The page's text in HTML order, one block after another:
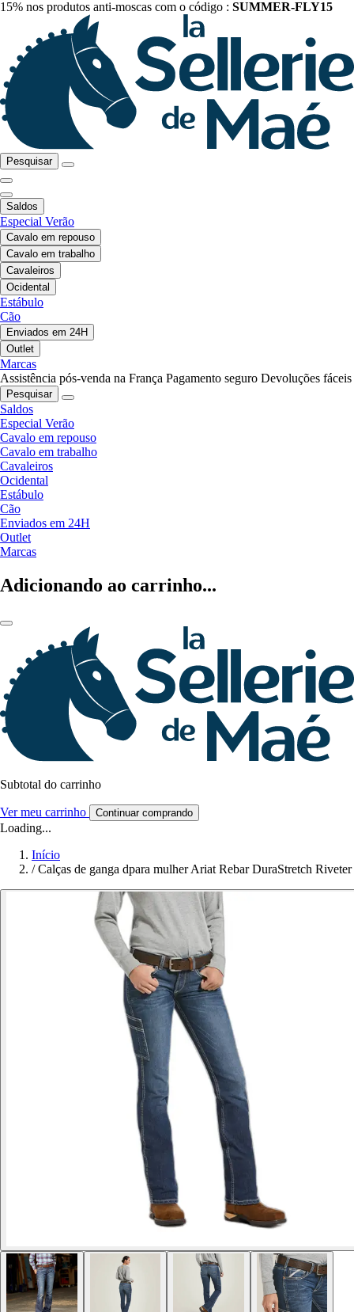
15% nos produtos anti-moscas com o código : SUMMER-FLY15
Pesquisar
Saldos
Especial Verão
Cavalo em repouso
Cavalo em trabalho
Cavaleiros
Ocidental
Estábulo
Cão
Enviados em 24H
Outlet
Marcas
Assistência pós-venda na França Pagamento seguro Devoluções fáceis
Pesquisar
Saldos
Especial Verão
Cavalo em repouso
Cavalo em trabalho
Cavaleiros
Ocidental
Estábulo
Cão
Enviados em 24H
Outlet
Marcas
Adicionando ao carrinho...
Subtotal do carrinho
Ver meu carrinho Continuar comprando
Loading...
Início
/ Calças de ganga dpara mulher Ariat Rebar DuraStretch Riveter